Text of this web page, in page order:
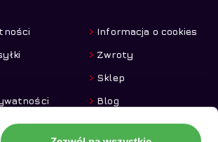
Informacja o cookies
Zwroty
Sklep
Blog